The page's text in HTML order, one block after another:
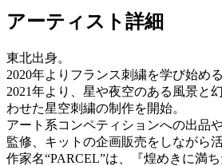
アーティスト詳細
東北出身。
2020年よりフランス刺繍を学び始める
2021年より、星や夜空のある風景と
わせた星空刺繍の制作を開始。
アート系コンペティションへの出品
監修、キットの企画販売をしながら
作家名“PARCEL”は、『煌めきに満